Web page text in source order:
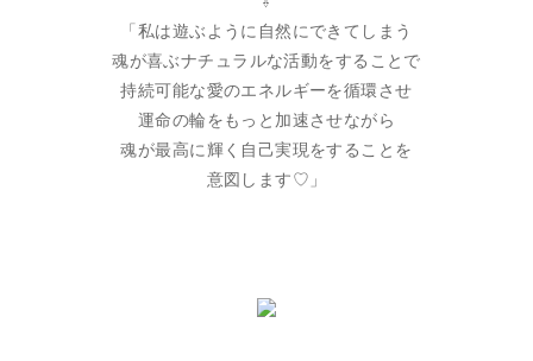
「私は遊ぶように自然にできてしまう
魂が喜ぶナチュラルな活動をすることで
持続可能な愛のエネルギーを循環させ
運命の輪をもっと加速させながら
魂が最高に輝く自己実現をすることを
意図します♡」